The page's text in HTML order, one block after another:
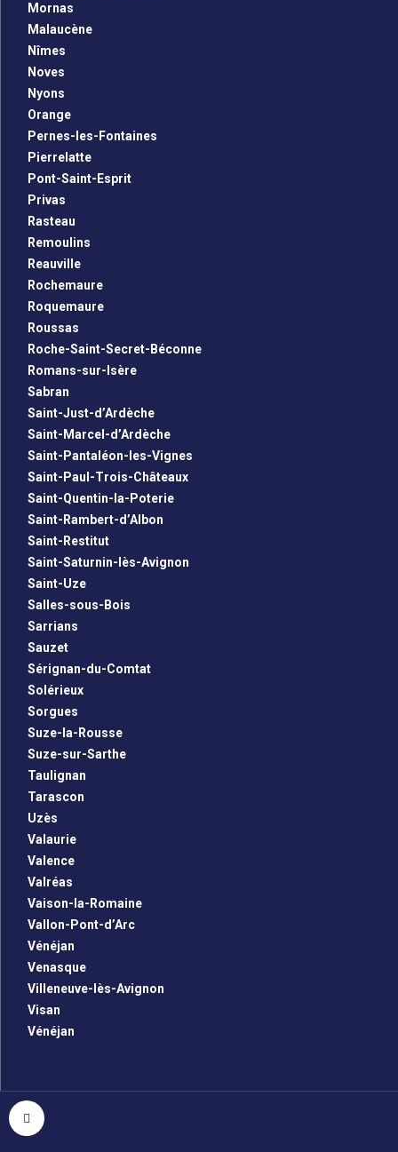
Mornas
Malaucène
Nîmes
Noves
Nyons
Orange
Pernes-les-Fontaines
Pierrelatte
Pont-Saint-Esprit
Privas
Rasteau
Remoulins
Reauville
Rochemaure
Roquemaure
Roussas
Roche-Saint-Secret-Béconne
Romans-sur-Isère
Sabran
Saint-Just-d’Ardèche
Saint-Marcel-d’Ardèche
Saint-Pantaléon-les-Vignes
Saint-Paul-Trois-Châteaux
Saint-Quentin-la-Poterie
Saint-Rambert-d’Albon
Saint-Restitut
Saint-Saturnin-lès-Avignon
Saint-Uze
Salles-sous-Bois
Sarrians
Sauzet
Sérignan-du-Comtat
Solérieux
Sorgues
Suze-la-Rousse
Suze-sur-Sarthe
Taulignan
Tarascon
Uzès
Valaurie
Valence
Valréas
Vaison-la-Romaine
Vallon-Pont-d’Arc
Vénéjan
Venasque
Villeneuve-lès-Avignon
Visan
Vénéjan